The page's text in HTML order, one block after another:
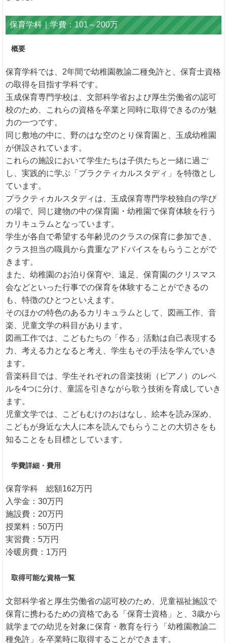
保育学科｜学費：101～200万
概要
保育学科では、2年間で幼稚園教諭二種免許と、保育士資格
の取得を目指す学科です。
玉成保育専門学校は、文部科学省および厚生労働省の認可
校のため、これらの資格を卒業と同時に取得できるのが魅
力の一つです。
同じ敷地の中に、野のはな空のとり保育園と、玉成幼稚園
が併設されています。
これらの施設において学生たちは子供たちと一緒に過ご
し、実践的に学ぶ「プラクティカルスタディ」を特徴とし
ています。
プラクティカルスタディは、玉成保育専門学校独自の学び
の場で、同じ建物の中の保育園・幼稚園で保育体験を行う
カリキュラムとなっています。
学生が各自で希望する年齢児のクラスの保育に参加でき、
クラス担当の職員から貴重なアドバイスをもらうことがで
きます。
また、幼稚園のお泊り保育や、遠足、保育園のクリスマス
会などといった行事での保育を体験することができるの
も、特徴のひとつといえます。
そのほかの特色のあるカリキュラムとして、図画工作、音
楽、児童文学の科目があります。
図画工作では、こどもたちの「作る」活動は自己表現する
力、考える力となると考え、学生もその手法を学んでいき
ます。
音楽科目では、学生それぞれの音楽技術（ピアノ）のレベ
ルを4つに分け、童謡を引きながら歌う技術を育成していき
ます。
児童文学では、こどもむけのおはなし、絵本を読み深め、
こどもが身近な大人に本を読んでもらうことの大切さをも
知ることをも目標としています。
学費詳細・費用
保育学科 総額162万円
入学金：30万円
施設費：20万円
授業料：50万円
実習費：5万円
冷暖房費：1万円
取得可能な資格一覧
文部科学省と厚生労働省の認可校のため、児童福祉施設で
保育に携わるための資格である「保育士資格」と、3歳から
就学までの幼児を対象に保育・教育を行う「幼稚園教諭二
種免許」を卒業時に取得することができます。